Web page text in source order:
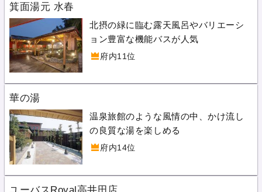
箕面湯元 水春
北摂の緑に臨む露天風呂やバリエーシ
ョン豊富な機能バスが人気
府内11位
華の湯
温泉旅館のような風情の中、かけ流し
の良質な湯を楽しめる
府内14位
ユーバスRoyal高井田店